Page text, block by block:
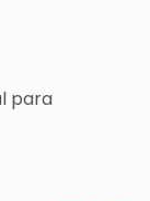
para